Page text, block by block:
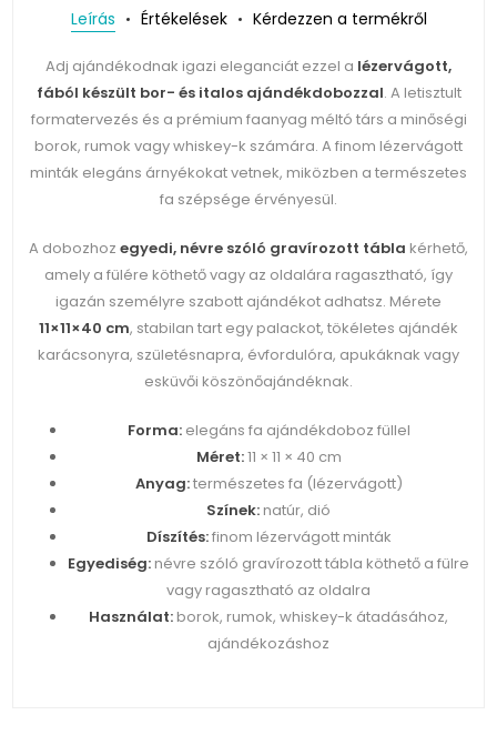
Leírás Értékelések Kérdezzen a termékről
Adj ajándékodnak igazi eleganciát ezzel a lézervágott,
fából készült bor- és italos ajándékdobozzal. A letisztult
formatervezés és a prémium faanyag méltó társ a minőségi
borok, rumok vagy whiskey-k számára. A finom lézervágott
minták elegáns árnyékokat vetnek, miközben a természetes
fa szépsége érvényesül.
A dobozhoz egyedi, névre szóló gravírozott tábla kérhető,
amely a fülére köthető vagy az oldalára ragasztható, így
igazán személyre szabott ajándékot adhatsz. Mérete
11×11×40 cm, stabilan tart egy palackot, tökéletes ajándék
karácsonyra, születésnapra, évfordulóra, apukáknak vagy
esküvői köszönőajándéknak.
Forma:elegáns fa ajándékdoboz füllel
Méret:11 × 11 × 40 cm
Anyag:természetes fa (lézervágott)
Színek: natúr, dió
Díszítés:finom lézervágott minták
Egyediség: névre szóló gravírozott tábla köthető a fülre
vagy ragasztható az oldalra
Használat: borok, rumok, whiskey-k átadásához,
ajándékozáshoz